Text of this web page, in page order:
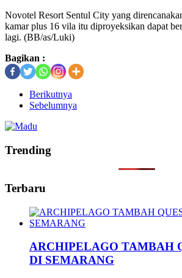
Novotel Resort Sentul City yang
kamar plus 16 vila itu diproyeksikan dapat
lagi. (BB/as/Luki)
Bagikan :
Berikutnya
Sebelumnya
Trending
Terbaru
ARCHIPELAGO TAMBAH
DI SEMARANG